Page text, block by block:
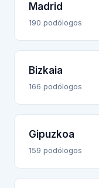
Madrid
190 podólogos
Bizkaia
166 podólogos
Gipuzkoa
159 podólogos